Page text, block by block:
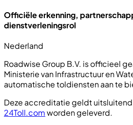
Officiële erkenning,
dienstverleningsrol
Nederland
Roadwise Group B.V. is officieel
Ministerie van Infrastructuur en
automatische toldiensten aan te
Deze accreditatie geldt
24Toll.comworden geleverd.